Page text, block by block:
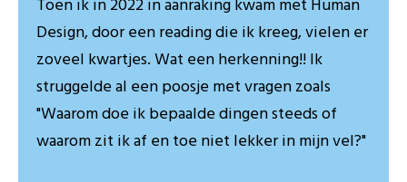
Toen ik in 2022 in aanraking kwam met Human
Design, door een reading die ik kreeg, vielen er
zoveel kwartjes. Wat een herkenning!! Ik
struggelde al een poosje met vragen zoals
"Waarom doe ik bepaalde dingen steeds of
waarom zit ik af en toe niet lekker in mijn vel?"